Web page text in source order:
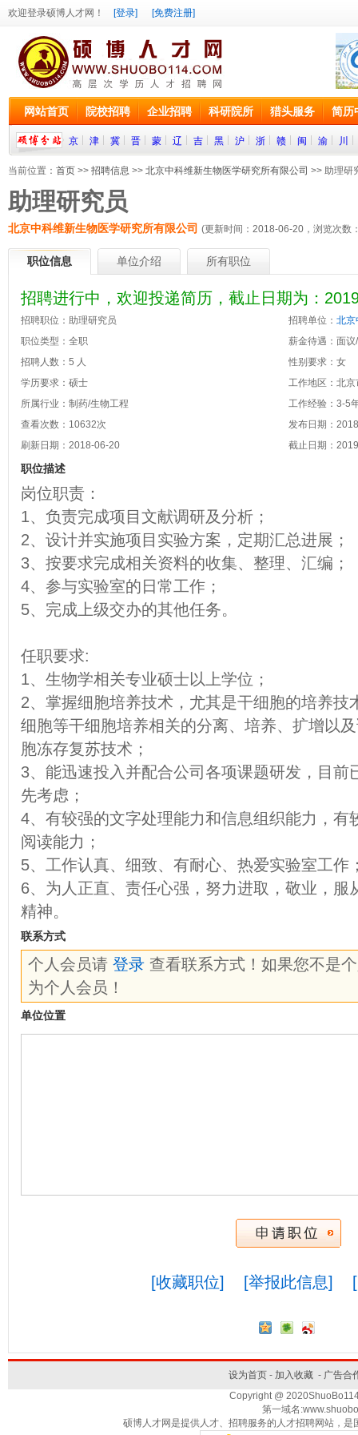
欢迎登录硕博人才网！ [登录] [免费注册]
网站首页 院校招聘 企业招聘 科研院所 猎头服务 简历
京 津 冀 晋 蒙 辽 吉 黑 沪 浙 赣 闽 渝 川
当前位置： 首页 >> 招聘信息 >> 北京中科维新生物医学研究所有限公司 >> 助理研
助理研究员
北京中科维新生物医学研究所有限公司 (更新时间：2018-06-20，浏览次数
职位信息 单位介绍 所有职位
招聘进行中，欢迎投递简历，截止日期为：
招聘职位：助理研究员 招聘单位： 北京
职位类型：全职
薪金待遇：面议
招聘人数：5 人
性别要求：女
学历要求：硕士
工作地区：北京
所属行业：制药/生物工程
工作经验：3-5
查看次数： 10632次
发布日期：
刷新日期：2018-06-20
截止日期：
职位描述
岗位职责：
1、负责完成项目文献调研及分析；
2、设计并实施项目实验方案，定期汇总进展；
3、按要求完成相关资料的收集、整理、汇编；
4、参与实验室的日常工作；
5、完成上级交办的其他任务。
任职要求:
1、生物学相关专业硕士以上学位；
2、掌握细胞培养技术，尤其是干细胞的培养技
细胞等干细胞培养相关的分离、培养、扩增以
胞冻存复苏技术；
3、能迅速投入并配合公司各项课题研发，目前
先考虑；
4、有较强的文字处理能力和信息组织能力，有
阅读能力；
5、工作认真、细致、有耐心、热爱实验室工作
6、为人正直、责任心强，努力进取，敬业，服
精神。
联系方式
个人会员请 登录 查看联系方式！如果您不是
为个人会员！
单位位置
[收藏职位] [举报此信息]
设为首页- 加入收藏- 广告合
Copyright @
第一域名
硕博人才网是提供人才、招聘服务的人才招聘网站，